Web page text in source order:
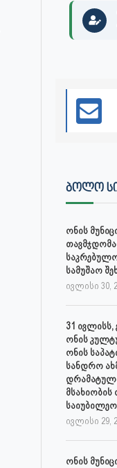
30 ივლისს,
დაავადებათა
ᲑᲝᲚᲝ
ონის
სამუშაო
ივლისი 30,
31 ივლისს,
ონის
ონის
სანდრო
მსახიობის
ივლისი 29,
ონის